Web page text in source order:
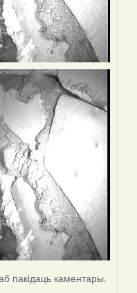
пакідаць каментары.